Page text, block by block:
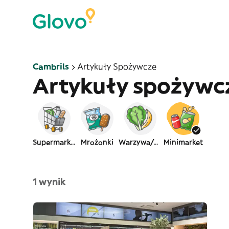
Cambrils Artykuły Spożywcze
Artykuły
Supermarket Mrożonki Warzywa/owoce Minimarket
1 wynik